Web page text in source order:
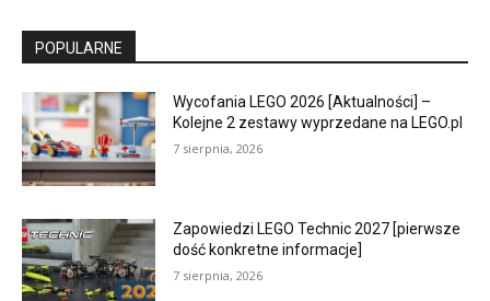
POPULARNE
Wycofania LEGO 2026 [Aktualności] –
Kolejne 2 zestawy wyprzedane na LEGO.pl
7 sierpnia, 2026
Zapowiedzi LEGO Technic 2027 [pierwsze
dość konkretne informacje]
7 sierpnia, 2026